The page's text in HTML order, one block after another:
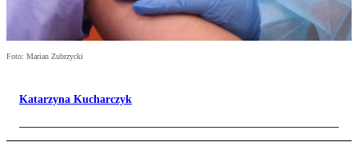
Foto: Marian Zubrzycki
Katarzyna Kucharczyk